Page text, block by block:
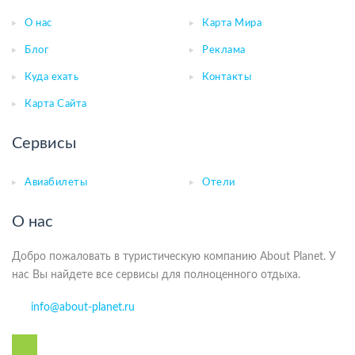
О нас Карта Мира
Блог Реклама
Куда ехать Контакты
Карта Сайта
Сервисы
Авиабилеты Отели
О нас
Добро пожаловать в туристическую компанию About Planet. У
нас Вы найдете все сервисы для полноценного отдыха.
info@about-planet.ru